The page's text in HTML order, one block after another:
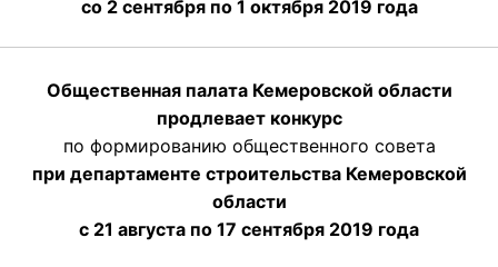
со 2 сентября по 1 октября 2019 года
Общественная палата Кемеровской области
продлевает конкурс
по формированию общественного совета
при департаменте строительства Кемеровской
области
с 21 августа по 17 сентября 2019 года